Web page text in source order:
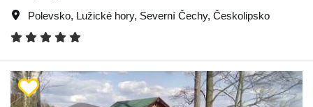
Polevsko, Lužické hory, Severní Čechy, Českolipsko